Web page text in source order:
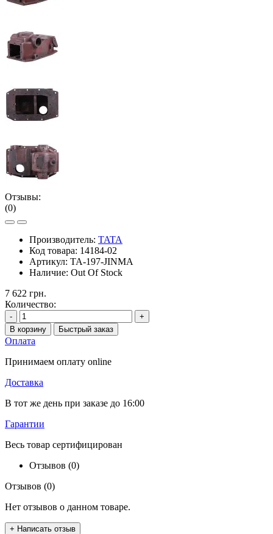
Отзывы:
(0)
Производитель: TATA
Код товара: 14184-02
Артикул: TA-197-JINMA
Наличие: Out Of Stock
7 622 грн.
Количество:
-
+
В корзину
Быстрый заказ
Оплата
Принимаем оплату online
Доставка
В тот же день при заказе до 16:00
Гарантии
Весь товар сертифицирован
Отзывов (0)
Отзывов (0)
Нет отзывов о данном товаре.
+ Написать отзыв